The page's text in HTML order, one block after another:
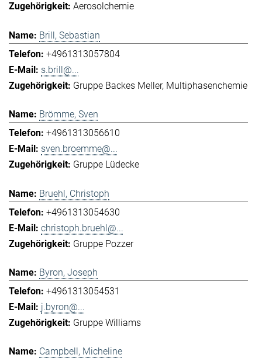
Aerosolchemie
Brill, Sebastian
+4961313057804
s.brill@...
Gruppe Backes Meller Multiphasenchemie
Brömme, Sven
+4961313056610
sven.broemme@...
Gruppe Lüdecke
Bruehl, Christoph
+4961313054630
christoph.bruehl@...
Gruppe Pozzer
Byron, Joseph
+4961313054531
j.byron@...
Gruppe Williams
Campbell, Micheline